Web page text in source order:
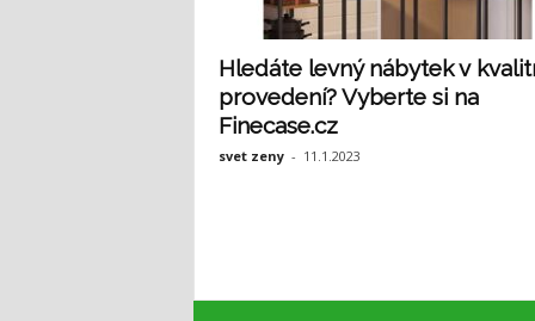
Hledáte levný nábytek v
provedení? Vyberte si na
Finecase.cz
svet zeny - 11.1.2023